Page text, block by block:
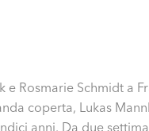
Rosmarie Schmidt a
coperta, Lukas
anni. Da due